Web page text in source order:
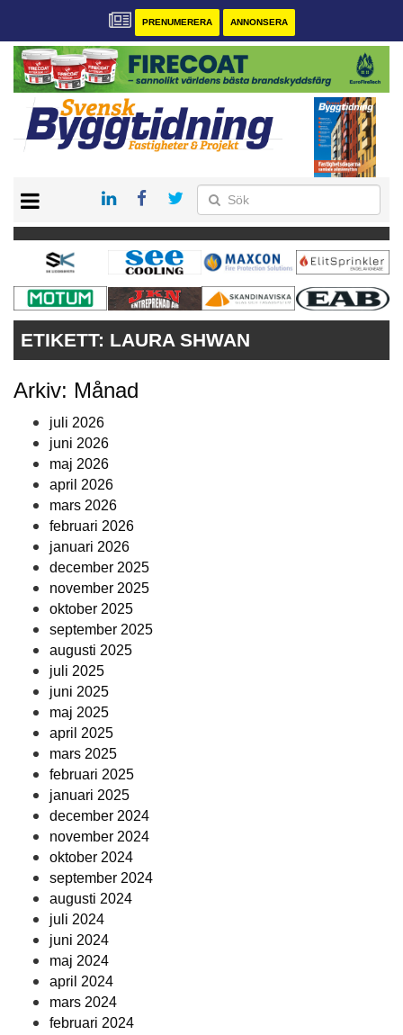
PRENUMERERA ANNONSERA
PRENUMERERA
VÅRA ANDRA MAGASIN
ANNONSERA
KONTAKT
ETIKETT: LAURA SHWAN
Arkiv: Månad
juli 2026
juni 2026
maj 2026
april 2026
mars 2026
februari 2026
januari 2026
december 2025
november 2025
oktober 2025
september 2025
augusti 2025
juli 2025
juni 2025
maj 2025
april 2025
mars 2025
februari 2025
januari 2025
december 2024
november 2024
oktober 2024
september 2024
augusti 2024
juli 2024
juni 2024
maj 2024
april 2024
mars 2024
februari 2024